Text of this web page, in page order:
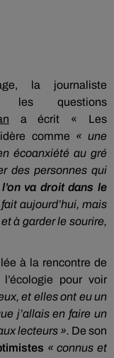
la journaliste
les questions
a écrit « Les
comme « une
écoanxiété au gré
des personnes qui
va droit dans le
aujourd’hui, mais
à garder le sourire,
à la rencontre de
pour voir
et elles ont eu un
j’allais en faire un
lecteurs ». De son
« connus et